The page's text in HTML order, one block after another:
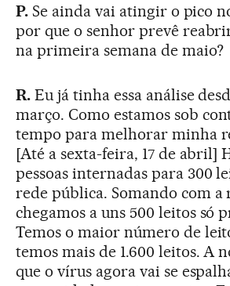
P. Se ainda vai atingir o pico
por que o senhor prevê
na primeira semana de maio?
R. Eu já tinha essa análise
março. Como estamos sob
tempo para melhorar minha
[Até a sexta-feira, 17 de abril]
pessoas internadas para 300
rede pública. Somando com a
chegamos a uns 500 leitos só
Temos o maior número de
temos mais de 1.600 leitos. A
que o vírus agora vai se